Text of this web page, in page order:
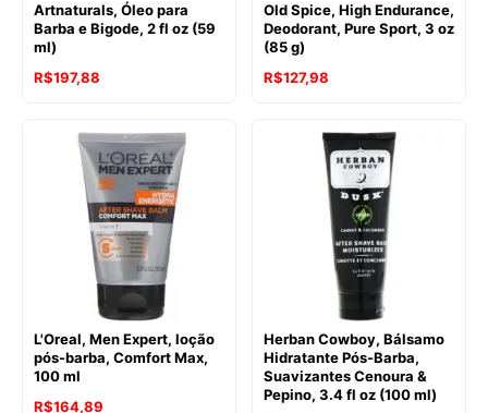
Artnaturals, Óleo para
Barba e Bigode, 2 fl oz (59
ml)
R$197,88
Old Spice, High Endurance,
Deodorant, Pure Sport, 3 oz
(85 g)
R$127,98
L'Oreal, Men Expert, loção
pós-barba, Comfort Max,
100 ml
R$164,89
Herban Cowboy, Bálsamo
Hidratante Pós-Barba,
Suavizantes Cenoura &
Pepino, 3.4 fl oz (100 ml)